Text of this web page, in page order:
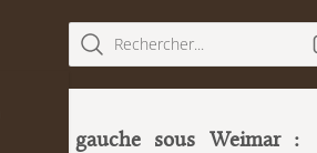
Rechercher...
de gauche sous Weimar :